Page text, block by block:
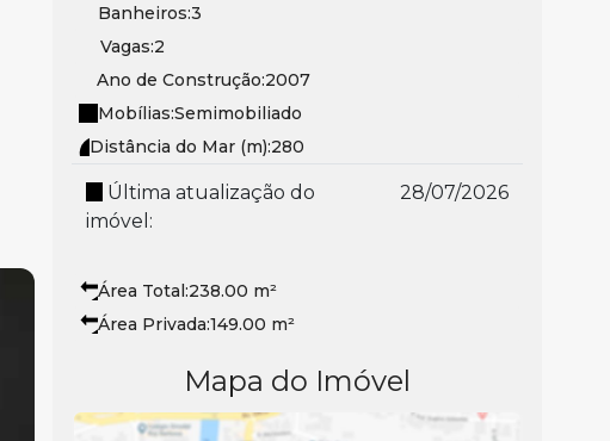
Banheiros:3
Vagas:2
Ano de Construção:2007
Mobílias:Semimobiliado
Distância do Mar (m):280
Última atualização do
imóvel:
28/07/2026
Área Total:238.00 m²
Área Privada:149.00 m²
Mapa do Imóvel